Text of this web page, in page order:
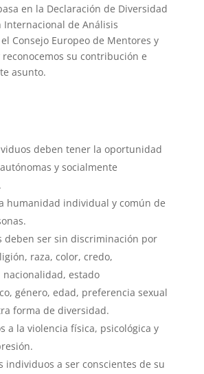
en la Declaración de Diversidad
Internacional de Análisis
Consejo Europeo de Mentores y
su contribución e
asunto.
deben tener la oportunidad
y socialmente
humanidad individual y común de
deben ser sin discriminación por
raza, color, credo,
nacionalidad, estado
género, edad, preferencia sexual
forma de diversidad.
a la violencia física, psicológica y
individuos a ser conscientes de su